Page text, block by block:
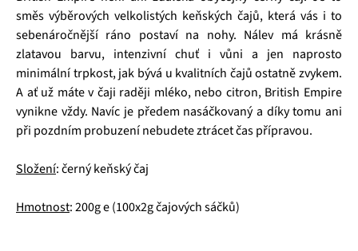
směs výběrových velkolistých keňských čajů, která vás i to
sebenáročnější ráno postaví na nohy. Nálev má krásně
zlatavou barvu, intenzivní chuť i vůni a jen naprosto
minimální trpkost, jak bývá u kvalitních čajů ostatně zvykem.
A ať už máte v čaji raději mléko, nebo citron, British Empire
vynikne vždy. Navíc je předem nasáčkovaný a díky tomu ani
při pozdním probuzení nebudete ztrácet čas přípravou.
Složení: černý keňský čaj
Hmotnost: 200g e (100x2g čajových sáčků)